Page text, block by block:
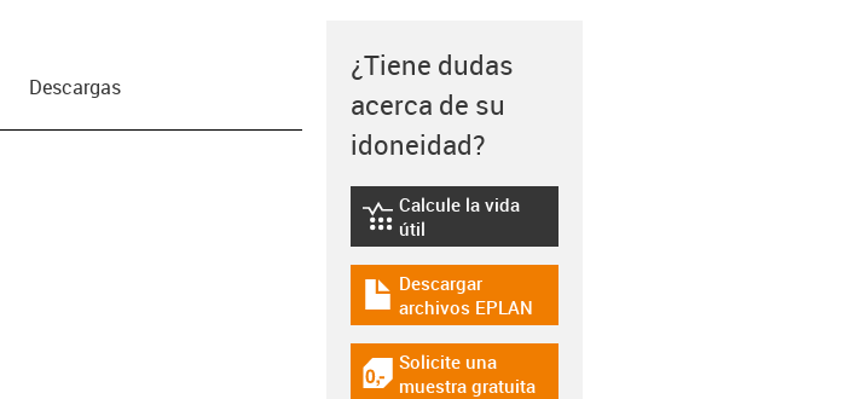
Descargas
¿Tiene dudas
acerca de su
idoneidad?
igus-icon-lebensdauerrechner
Calcule la vida
útil
igus-icon-download-plan
Descargar
archivos EPLAN
igus-icon-gratismuster
Solicite una
muestra gratuita